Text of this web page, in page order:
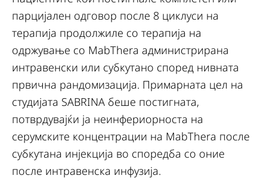
парцијален одговор после 8 циклуси на
терапија продолжиле со терапија на
одржување со MabThera администрирана
интравенски или субкутано според нивната
првична рандомизација. Примарната цел на
студијата SABRINA беше постигната,
потврдувајќи ја неинфериорноста на
серумските концентрации на MabThera после
субкутана инјекција во споредба со оние
после интравенска инфузија.